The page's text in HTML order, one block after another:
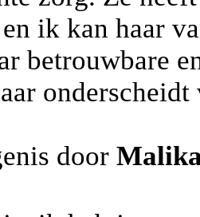
ik kan haar
betrouwbare
onderscheidt
door